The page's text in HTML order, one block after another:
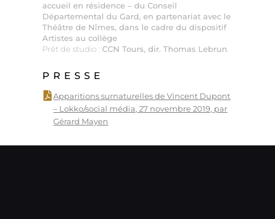
accueil en résidence – du Conseil
Départemental du Gard, en partenariat avec le
Théâtre de Nîmes, dans le cadre du dispositif
Artistes au collège
Prêt de studio :CCN Tours, dir. Thomas Lebrun.
PRESSE
Apparitions surnaturelles de Vincent Dupont
– Lokko/social média, 27 novembre 2019, par
Gérard Mayen